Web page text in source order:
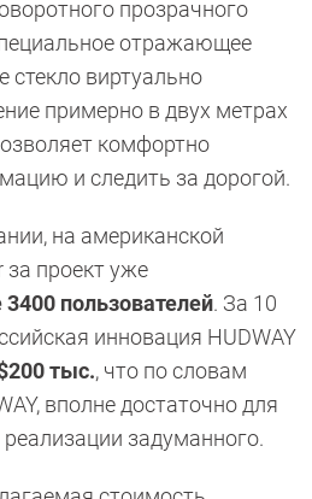
прозрачного
отражающее
стекло виртуально
примерно в двух метрах
комфортно
и следить за дорогой.
на американской
проект уже
3400 пользователей. За 10
инновация HUDWAY
тыс., что по словам
вполне достаточно для
задуманного.